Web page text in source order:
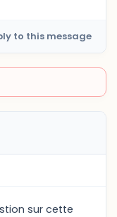
to this message
sur cette